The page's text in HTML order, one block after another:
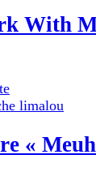
With
«